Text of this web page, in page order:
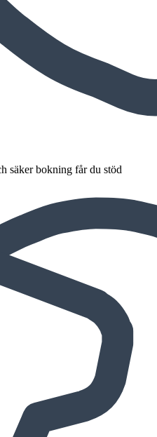
säker bokning får du stöd